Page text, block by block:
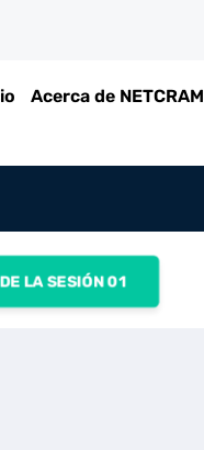
Acerca de NETCRAM
LA SESIÓN 01